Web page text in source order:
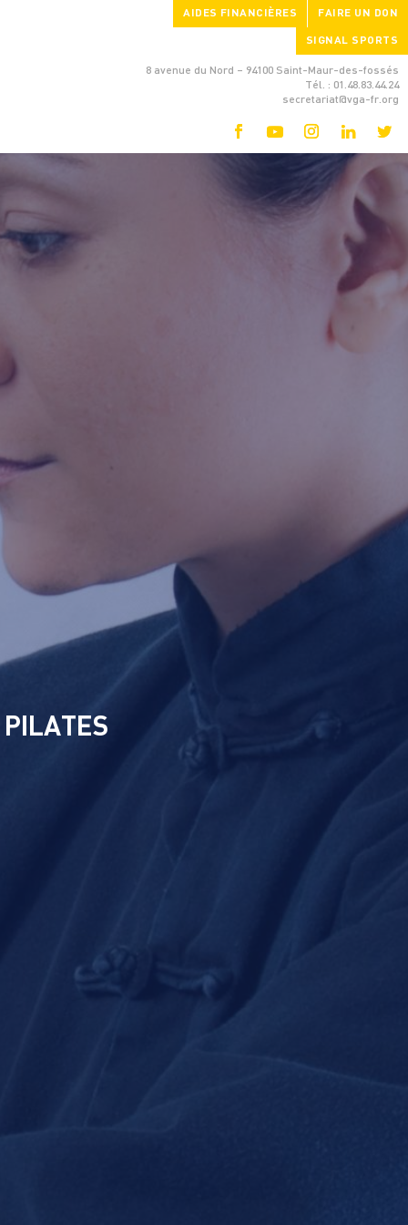
AIDES FINANCIÈRES FAIRE UN DON
SIGNAL SPORTS
8 avenue du Nord – 94100 Saint-Maur-des-fossés
Tél. : 01.48.83.44.24
secretariat@vga-fr.org